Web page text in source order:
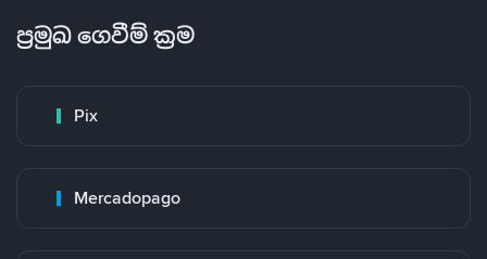
ප්‍රමුඛ ගෙවීම් ක්‍රම
Pix
Mercadopago